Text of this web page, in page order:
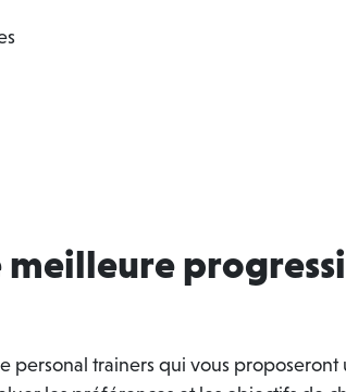
meilleure
personal trainers qui vous